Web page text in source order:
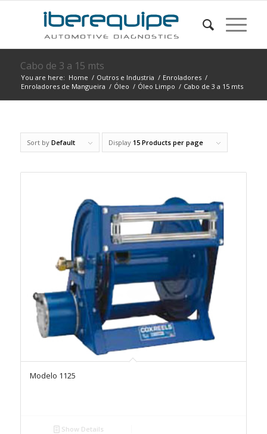
Cabo de 3 a 15 mts
You are here: Home / Outros e Industria / Enroladores /
Enroladores de Mangueira / Óleo / Óleo Limpo / Cabo de 3 a 15 mts
Sort by Default Display 15 Products per page
Modelo 1125
Show Details